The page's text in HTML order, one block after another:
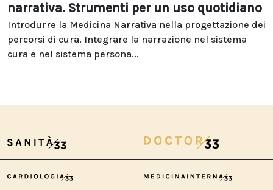
narrativa. Strumenti per un uso quotidiano
Introdurre la Medicina Narrativa nella progettazione dei
percorsi di cura. Integrare la narrazione nel sistema
cura e nel sistema persona...